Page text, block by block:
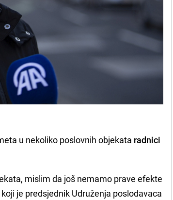
u nekoliko poslovnih objekata radnici
mislim da još nemamo prave efekte
je predsjednik Udruženja poslodavaca